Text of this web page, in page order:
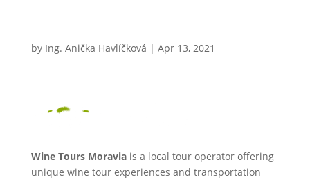
by Ing. Anička Havlíčková | Apr 13, 2021
Wine Tours Moraviais a local tour operator offering
unique wine tour experiences and transportation